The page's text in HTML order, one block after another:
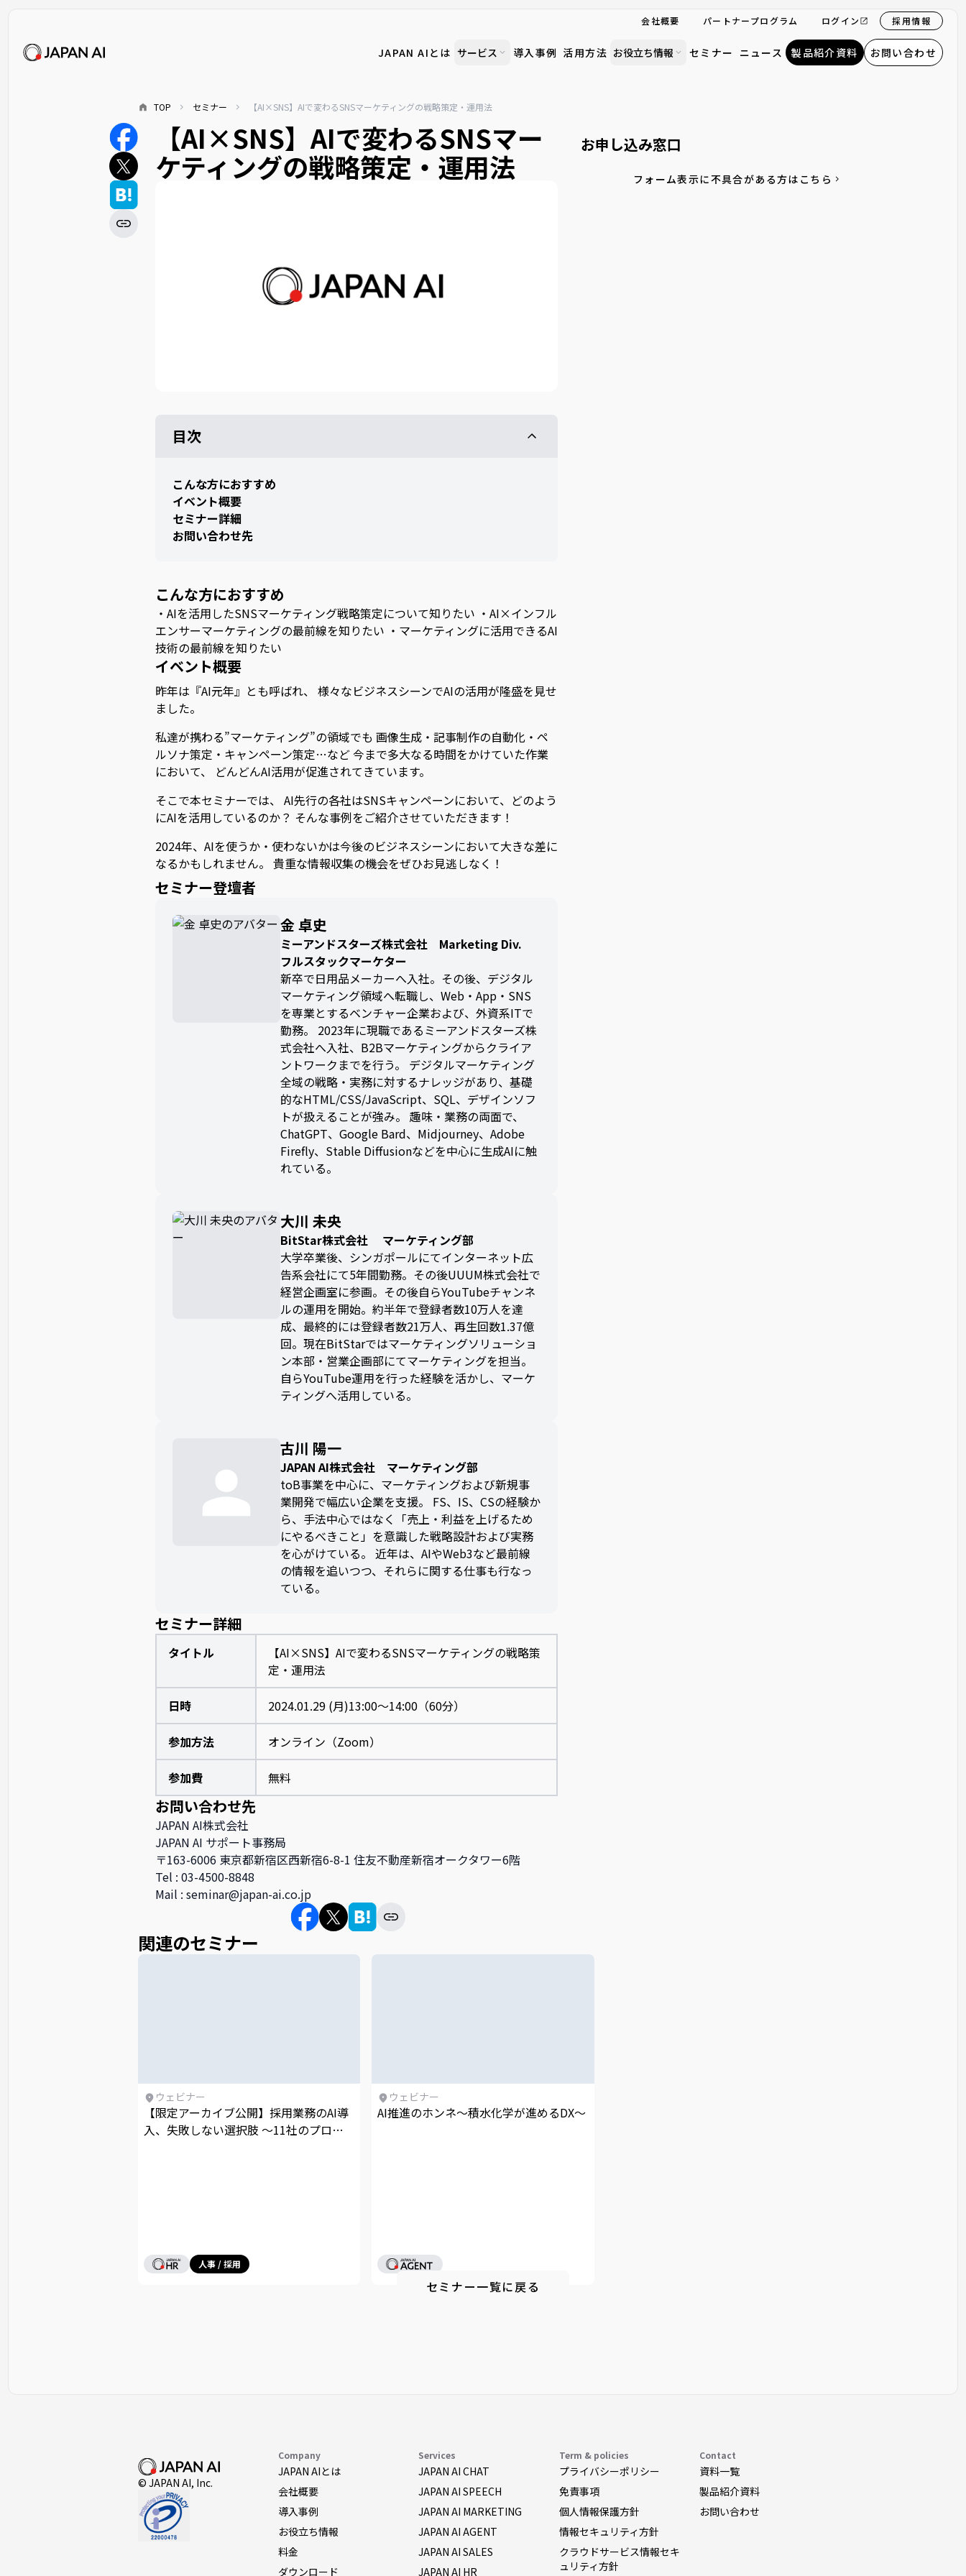
会社概要 パートナープログラム ログイン 採用情報
JAPAN AIとは サービス 導入事例 活用方法 お役立ち情報 セミナー ニュース 製品紹介資料 お問い合わせ
TOP セミナー 【AI×SNS】AIで変わるSNSマーケティングの戦略策定・運用法
【AI×SNS】AIで変わるSNSマー
ケティングの戦略策定・運用法
目次
こんな方におすすめ
イベント概要
セミナー詳細
お問い合わせ先
こんな方におすすめ
・AIを活用したSNSマーケティング戦略策定について知りたい ・AI×インフル
エンサーマーケティングの最前線を知りたい ・マーケティングに活用できるAI
技術の最前線を知りたい
イベント概要
昨年は『AI元年』とも呼ばれ、 様々なビジネスシーンでAIの活用が隆盛を見せ
ました。
私達が携わる”マーケティング”の領域でも 画像生成・記事制作の自動化・ペ
ルソナ策定・キャンペーン策定…など 今まで多大なる時間をかけていた作業
において、 どんどんAI活用が促進されてきています。
そこで本セミナーでは、 AI先行の各社はSNSキャンペーンにおいて、どのよう
にAIを活用しているのか？ そんな事例をご紹介させていただきます！
2024年、AIを使うか・使わないかは今後のビジネスシーンにおいて大きな差に
なるかもしれません。 貴重な情報収集の機会をぜひお見逃しなく！
セミナー登壇者
金 卓史
ミーアンドスターズ株式会社 Marketing Div.
フルスタックマーケター
新卒で日用品メーカーへ入社。その後、デジタル
マーケティング領域へ転職し、Web・App・SNS
を専業とするベンチャー企業および、外資系ITで
勤務。 2023年に現職であるミーアンドスターズ株
式会社へ入社、B2Bマーケティングからクライア
ントワークまでを行う。 デジタルマーケティング
全域の戦略・実務に対するナレッジがあり、基礎
的なHTML/CSS/JavaScript、SQL、デザインソフ
トが扱えることが強み。 趣味・業務の両面で、
ChatGPT、Google Bard、Midjourney、Adobe
Firefly、Stable Diffusionなどを中心に生成AIに触
れている。
大川 未央
BitStar株式会社 マーケティング部
大学卒業後、シンガポールにてインターネット広
告系会社にて5年間勤務。その後UUUM株式会社で
経営企画室に参画。その後自らYouTubeチャンネ
ルの運用を開始。約半年で登録者数10万人を達
成、最終的には登録者数21万人、再生回数1.37億
回。現在BitStarではマーケティングソリューショ
ン本部・営業企画部にてマーケティングを担当。
自らYouTube運用を行った経験を活かし、マーケ
ティングへ活用している。
古川 陽一
JAPAN AI株式会社 マーケティング部
toB事業を中心に、マーケティングおよび新規事
業開発で幅広い企業を支援。 FS、IS、CSの経験か
ら、手法中心ではなく「売上・利益を上げるため
にやるべきこと」を意識した戦略設計および実務
を心がけている。 近年は、AIやWeb3など最前線
の情報を追いつつ、それらに関する仕事も行なっ
ている。
セミナー詳細
タイトル
【AI×SNS】AIで変わるSNSマーケティングの戦略策
定・運用法
日時 2024.01.29 (月)13:00～14:00（60分）
参加方法 オンライン（Zoom）
参加費 無料
お問い合わせ先
JAPAN AI株式会社
JAPAN AI サポート事務局
〒163-6006 東京都新宿区西新宿6-8-1 住友不動産新宿オークタワー6階
Tel : 03-4500-8848
Mail : seminar@japan-ai.co.jp
お申し込み窓口
フォーム表示に不具合がある方はこちら
関連のセミナー
ウェビナー
【限定アーカイブ公開】採用業務のAI導
入、失敗しない選択肢 〜11社のプロが
人事 / 採用
ウェビナー
AI推進のホンネ～積水化学が進めるDX～
セミナー一覧に戻る
© JAPAN AI, Inc.
Company
JAPAN AIとは
会社概要
導入事例
お役立ち情報
料金
ダウンロード
Services
JAPAN AI CHAT
JAPAN AI SPEECH
JAPAN AI MARKETING
JAPAN AI AGENT
JAPAN AI SALES
JAPAN AI HR
Term & policies
プライバシーポリシー
免責事項
個人情報保護方針
情報セキュリティ方針
クラウドサービス情報セキ
ュリティ方針
Contact
資料一覧
製品紹介資料
お問い合わせ